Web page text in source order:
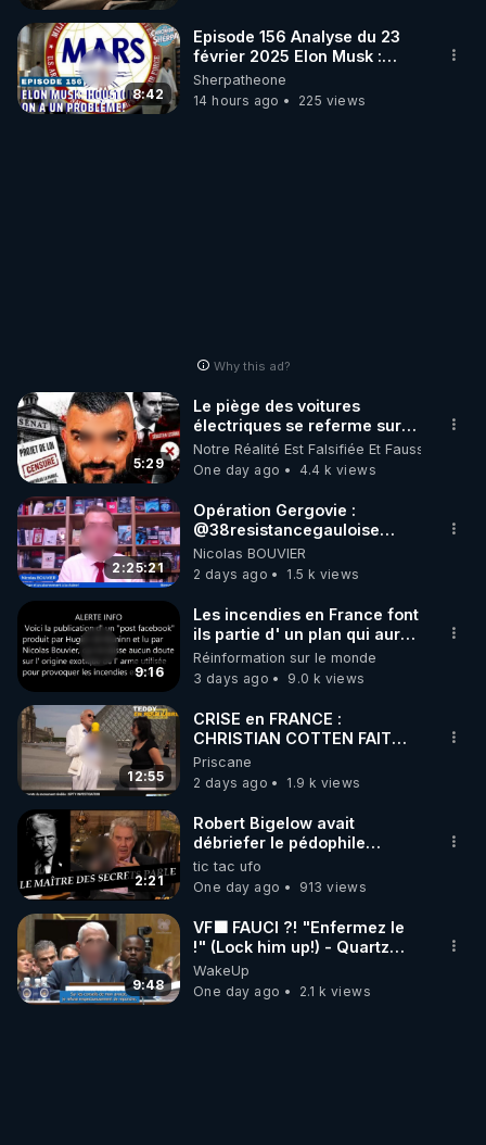
8:42
Episode 156 Analyse du 23
février 2025 Elon Musk :
Houston , on a un problème !
Sherpatheone
14 hours ago
225 views
Why this ad?
5:29
Le piège des voitures
électriques se referme sur
les usagers !
Notre Réalité Est Falsifiée Et Fausse
One day ago
4.4 k views
2:25:21
Opération Gergovie :
‪@38resistancegauloise‬
‪@MarionSigautOfficiel‬
‪@gladysriifard5710‬ Laëtitia
Nicolas BOUVIER
2 days ago
1.5 k views
9:16
Les incendies en France font
ils partie d' un plan qui aurait
débuté le 11 septembre 2001
?
Réinformation sur le monde
3 days ago
9.0 k views
12:55
CRISE en FRANCE :
CHRISTIAN COTTEN FAIT
une étrange découverte
Priscane
2 days ago
1.9 k views
2:21
Robert Bigelow avait
débriefer le pédophile
génocidaire de donald j
trump
tic tac ufo
One day ago
913 views
9:48
VF🟩 FAUCI ?! "Enfermez le
!" (Lock him up!) - Quartz
Traduction
WakeUp
One day ago
2.1 k views